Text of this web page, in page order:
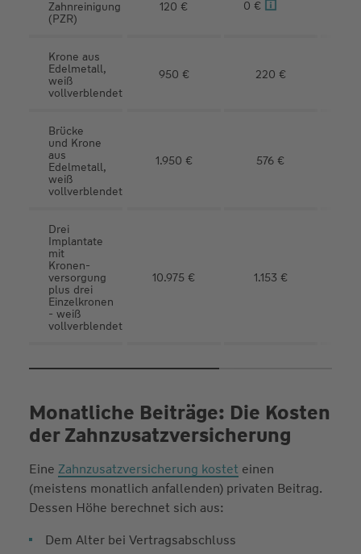
Zahnreinigung
(PZR)
120 € 0 €
Krone aus
Edelmetall,
weiß
vollverblendet
950 € 220 €
Brücke
und Krone
aus
Edelmetall,
weiß
vollverblendet
1.950 € 576 €
Drei
Implantate
mit
Kronen­
versorgung
plus drei
Einzelkronen
- weiß
vollverblendet
10.975 € 1.153 €
Monatliche Beiträge: Die Kosten
der Zahnzusatzversicherung
Eine Zahnzusatzversicherung kostet einen
(meistens monatlich anfallenden) privaten Beitrag.
Dessen Höhe berechnet sich aus:
Dem Alter bei Vertragsabschluss